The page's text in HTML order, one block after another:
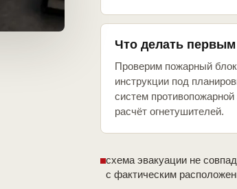
Что делать первым
Проверим пожарный
инструкции под
систем
расчёт огнетушителей.
схема эвакуации не
с фактическим